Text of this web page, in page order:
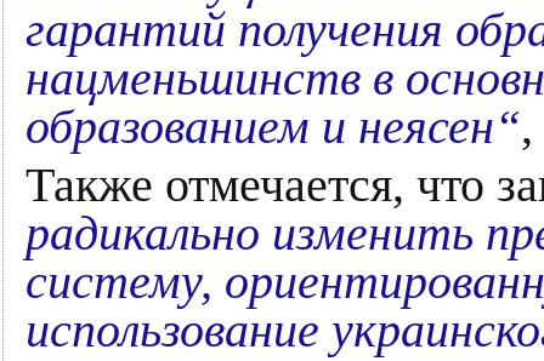
гарантий получения
нацменьшинств в
образованием и неясен“
Также отмечается, что
радикально изменить
систему,
использование